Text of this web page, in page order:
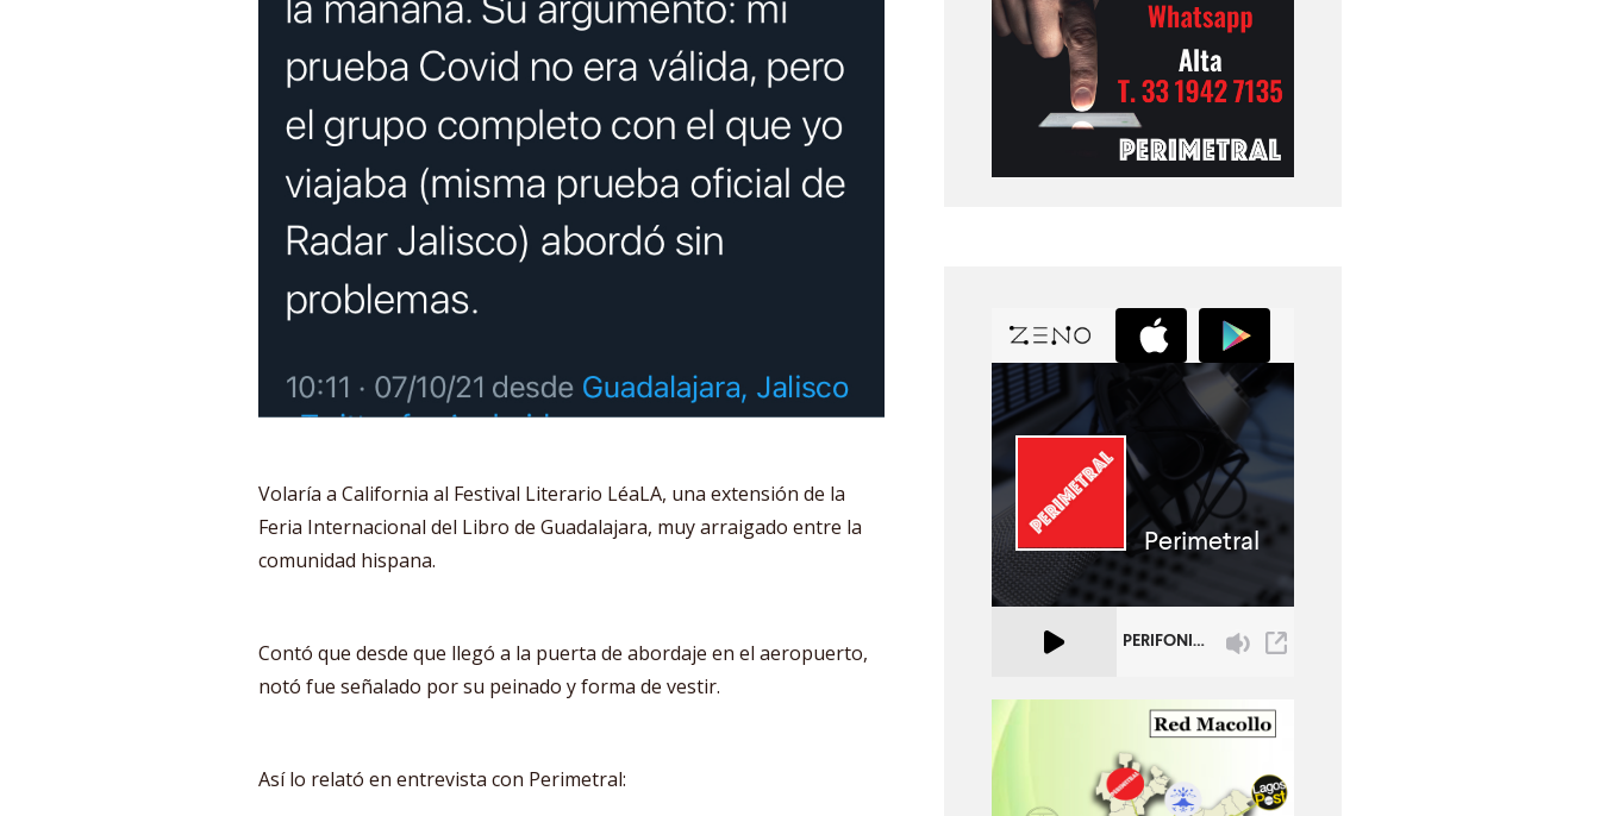
Volaría a California al Festival Literario LéaLA, una extensión de la
Feria Internacional del Libro de Guadalajara, muy arraigado entre la
comunidad hispana.
Contó que desde que llegó a la puerta de abordaje en el aeropuerto,
notó fue señalado por su peinado y forma de vestir.
Así lo relató en entrevista con Perimetral: